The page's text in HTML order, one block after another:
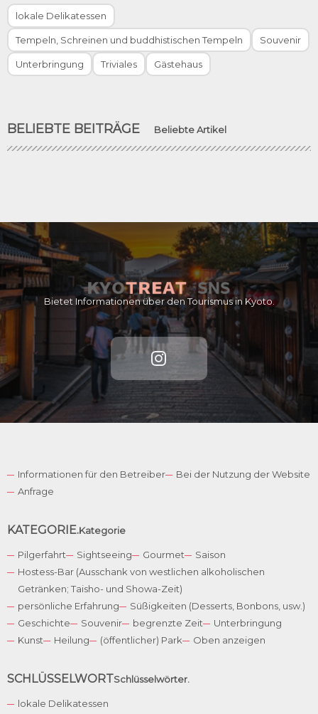
lokale Delikatessen
Tempeln, Schreinen und buddhistischen Tempeln Souvenir
Unterbringung Triviales Gästehaus
BELIEBTE BEITRÄGE Beliebte Artikel
Bietet Informationen über den Tourismus in Kyoto.
Informationen für den Betreiber
Bei der Nutzung der Website
Anfrage
KATEGORIE.Kategorie
Pilgerfahrt Sightseeing Gourmet
Saison
Hostess-Bar (Ausschank von westlichen alkoholischen
Getränken; Taisho- und Showa-Zeit)
persönliche Erfahrung
Süßigkeiten (Desserts, Bonbons, usw.)
Geschichte
Souvenir begrenzte Zeit
Unterbringung
Kunst
Heilung (öffentlicher) Park Oben anzeigen
SCHLÜSSELWORTSchlüsselwörter.
lokale Delikatessen
English